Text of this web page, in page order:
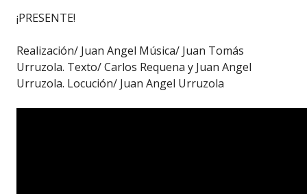
¡PRESENTE!
Realización/ Juan Angel Música/ Juan Tomás
Urruzola. Texto/ Carlos Requena y Juan Angel
Urruzola. Locución/ Juan Angel Urruzola